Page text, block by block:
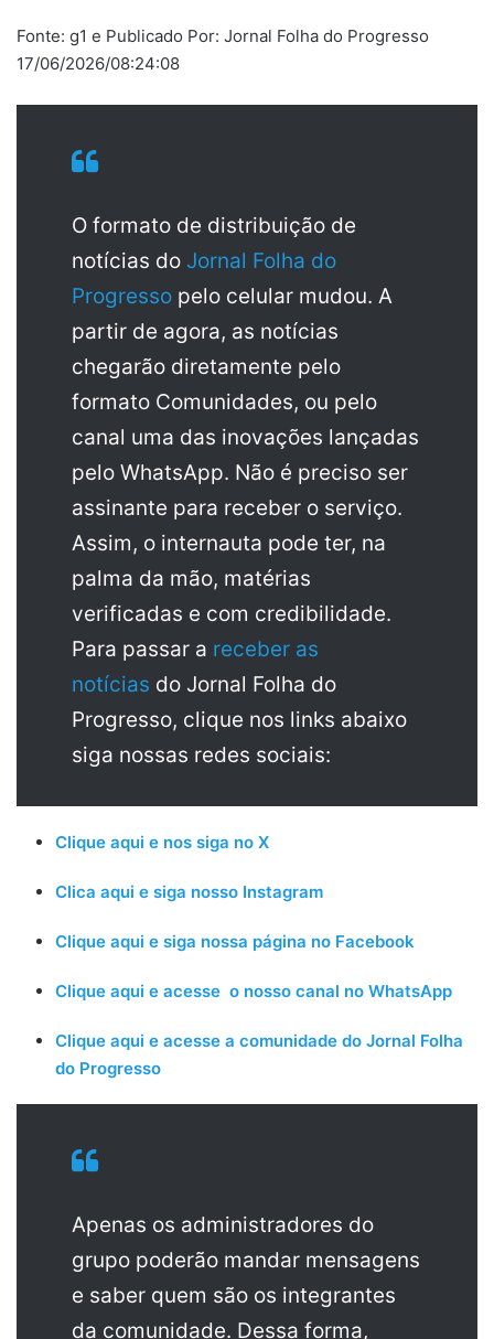
Fonte: g1 e Publicado Por: Jornal Folha do Progresso
17/06/2026/08:24:08
O formato de distribuição de
notícias do Jornal Folha do
Progresso pelo celular mudou. A
partir de agora, as notícias
chegarão diretamente pelo
formato Comunidades, ou pelo
canal uma das inovações lançadas
pelo WhatsApp. Não é preciso ser
assinante para receber o serviço.
Assim, o internauta pode ter, na
palma da mão, matérias
verificadas e com credibilidade.
Para passar a receber as
notícias do Jornal Folha do
Progresso, clique nos links abaixo
siga nossas redes sociais:
Clique aqui e nos siga no X
Clica aqui e siga nosso Instagram
Clique aqui e siga nossa página no Facebook
Clique aqui e acesse o nosso canal no WhatsApp
Clique aqui e acesse a comunidade do Jornal Folha
do Progresso
Apenas os administradores do
grupo poderão mandar mensagens
e saber quem são os integrantes
da comunidade. Dessa forma,